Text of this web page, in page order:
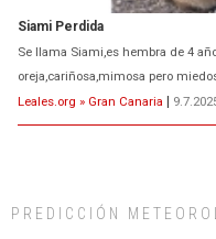
Siami Perdida
Se llama Siami,es hembra de 4
oreja,cariñosa,mimosa pero
Leales.org » Gran Canaria |
PREDICCIÓN